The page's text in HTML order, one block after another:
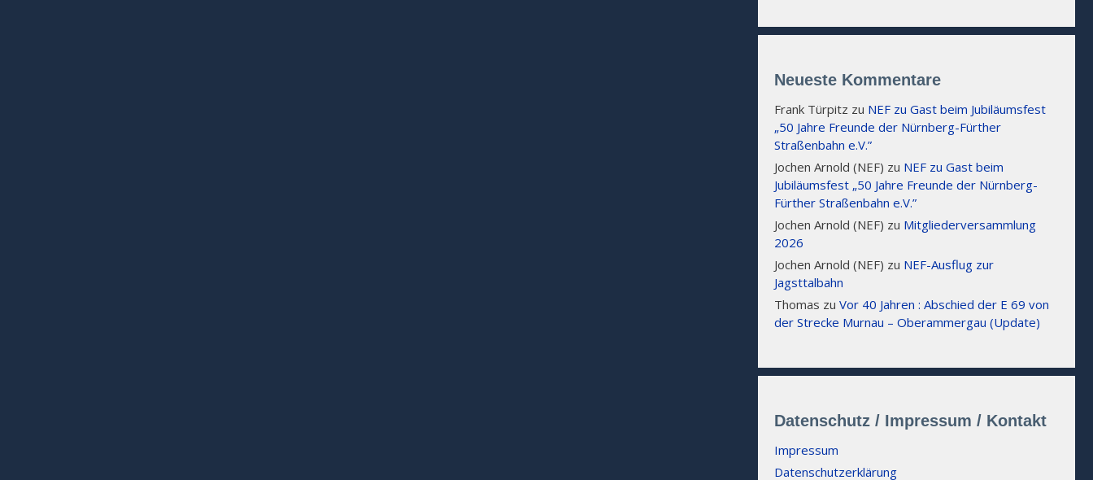
Neueste Kommentare
Frank Türpitz zu NEF zu Gast beim Jubiläumsfest
„50 Jahre Freunde der Nürnberg-Fürther
Straßenbahn e.V.”
Jochen Arnold (NEF) zu NEF zu Gast beim
Jubiläumsfest „50 Jahre Freunde der Nürnberg-
Fürther Straßenbahn e.V.”
Jochen Arnold (NEF) zu Mitgliederversammlung
2026
Jochen Arnold (NEF) zu NEF-Ausflug zur
Jagsttalbahn
Thomas zu Vor 40 Jahren : Abschied der E 69 von
der Strecke Murnau – Oberammergau (Update)
Datenschutz / Impressum / Kontakt
Impressum
Datenschutzerklärung